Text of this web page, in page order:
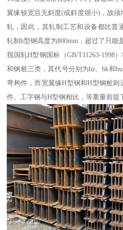
翼缘较宽且无斜度(或斜度很小)，故
轧，因此，其轧制工艺和设备都比普
轧制h型钢高度为800mm，超过了只能
我国轧H型钢国标（GB/T11263-1998
和钢桩三类，其代号分别为hz、hk和
弯构件，而宽翼缘H型钢和H型钢桩则
件。工字钢与H型钢相比，等重量前提